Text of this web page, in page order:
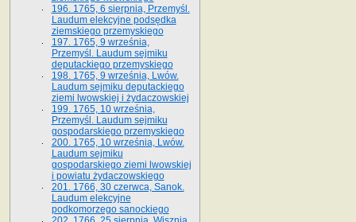
196. 1765, 6 sierpnia, Przemyśl.
Laudum elekcyjne podsędka
ziemskiego przemyskiego
197. 1765, 9 września,
Przemyśl. Laudum sejmiku
deputackiego przemyskiego
198. 1765, 9 września, Lwów.
Laudum sejmiku deputackiego
ziemi lwowskiej i żydaczowskiej
199. 1765, 10 września,
Przemyśl. Laudum sejmiku
gospodarskiego przemyskiego
200. 1765, 10 września, Lwów.
Laudum sejmiku
gospodarskiego ziemi lwowskiej
i powiatu żydaczowskiego
201. 1766, 30 czerwca, Sanok.
Laudum elekcyjne
podkomorzego sanockiego